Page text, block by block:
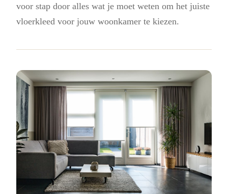
voor stap door alles wat je moet weten om het juiste
vloerkleed voor jouw woonkamer te kiezen.